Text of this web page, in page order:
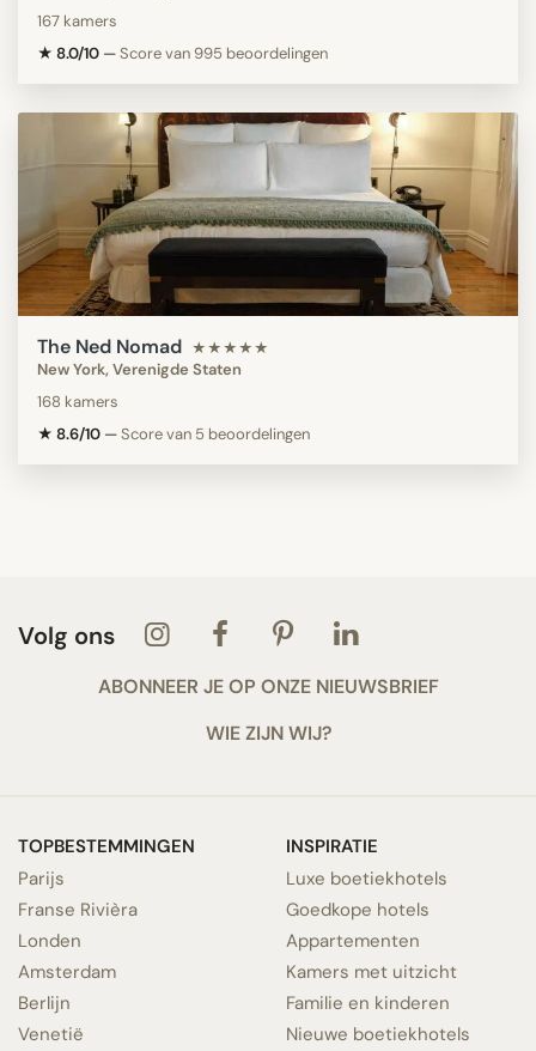
167 kamers
★ 8.0/10 —Score van 995 beoordelingen
The Ned Nomad ★★★★★
New York, Verenigde Staten
168 kamers
★ 8.6/10 —Score van 5 beoordelingen
Volg ons
ABONNEER JE OP ONZE NIEUWSBRIEF
WIE ZIJN WIJ?
TOPBESTEMMINGEN
Parijs
Franse Rivièra
Londen
Amsterdam
Berlijn
Venetië
INSPIRATIE
Luxe boetiekhotels
Goedkope hotels
Appartementen
Kamers met uitzicht
Familie en kinderen
Nieuwe boetiekhotels